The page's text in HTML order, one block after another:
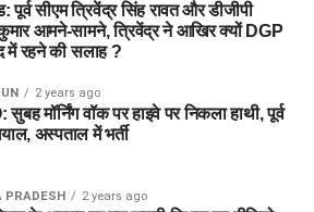
पूर्व सीएम त्रिवेंद्र सिंह रावत और डीजीपी
आमने-सामने, त्रिवेंद्र ने आखिर क्यों DGP
में रहने की सलाह ?
2 years ago
मॉर्निंग वॉक पर हाइवे पर निकला हाथी, पूर्व
अस्पताल में भर्ती
PRADESH 2 years ago